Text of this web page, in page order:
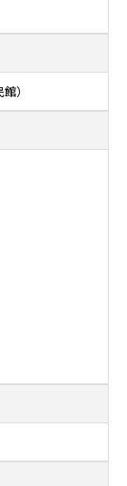
）